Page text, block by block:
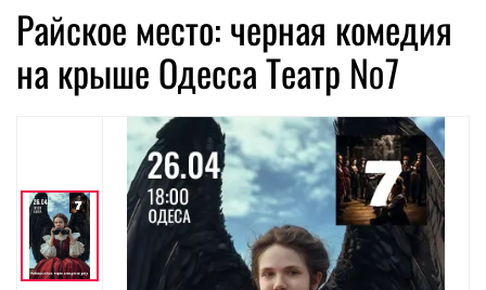
Райское место: черная комедия
на крыше Одесса Театр №7